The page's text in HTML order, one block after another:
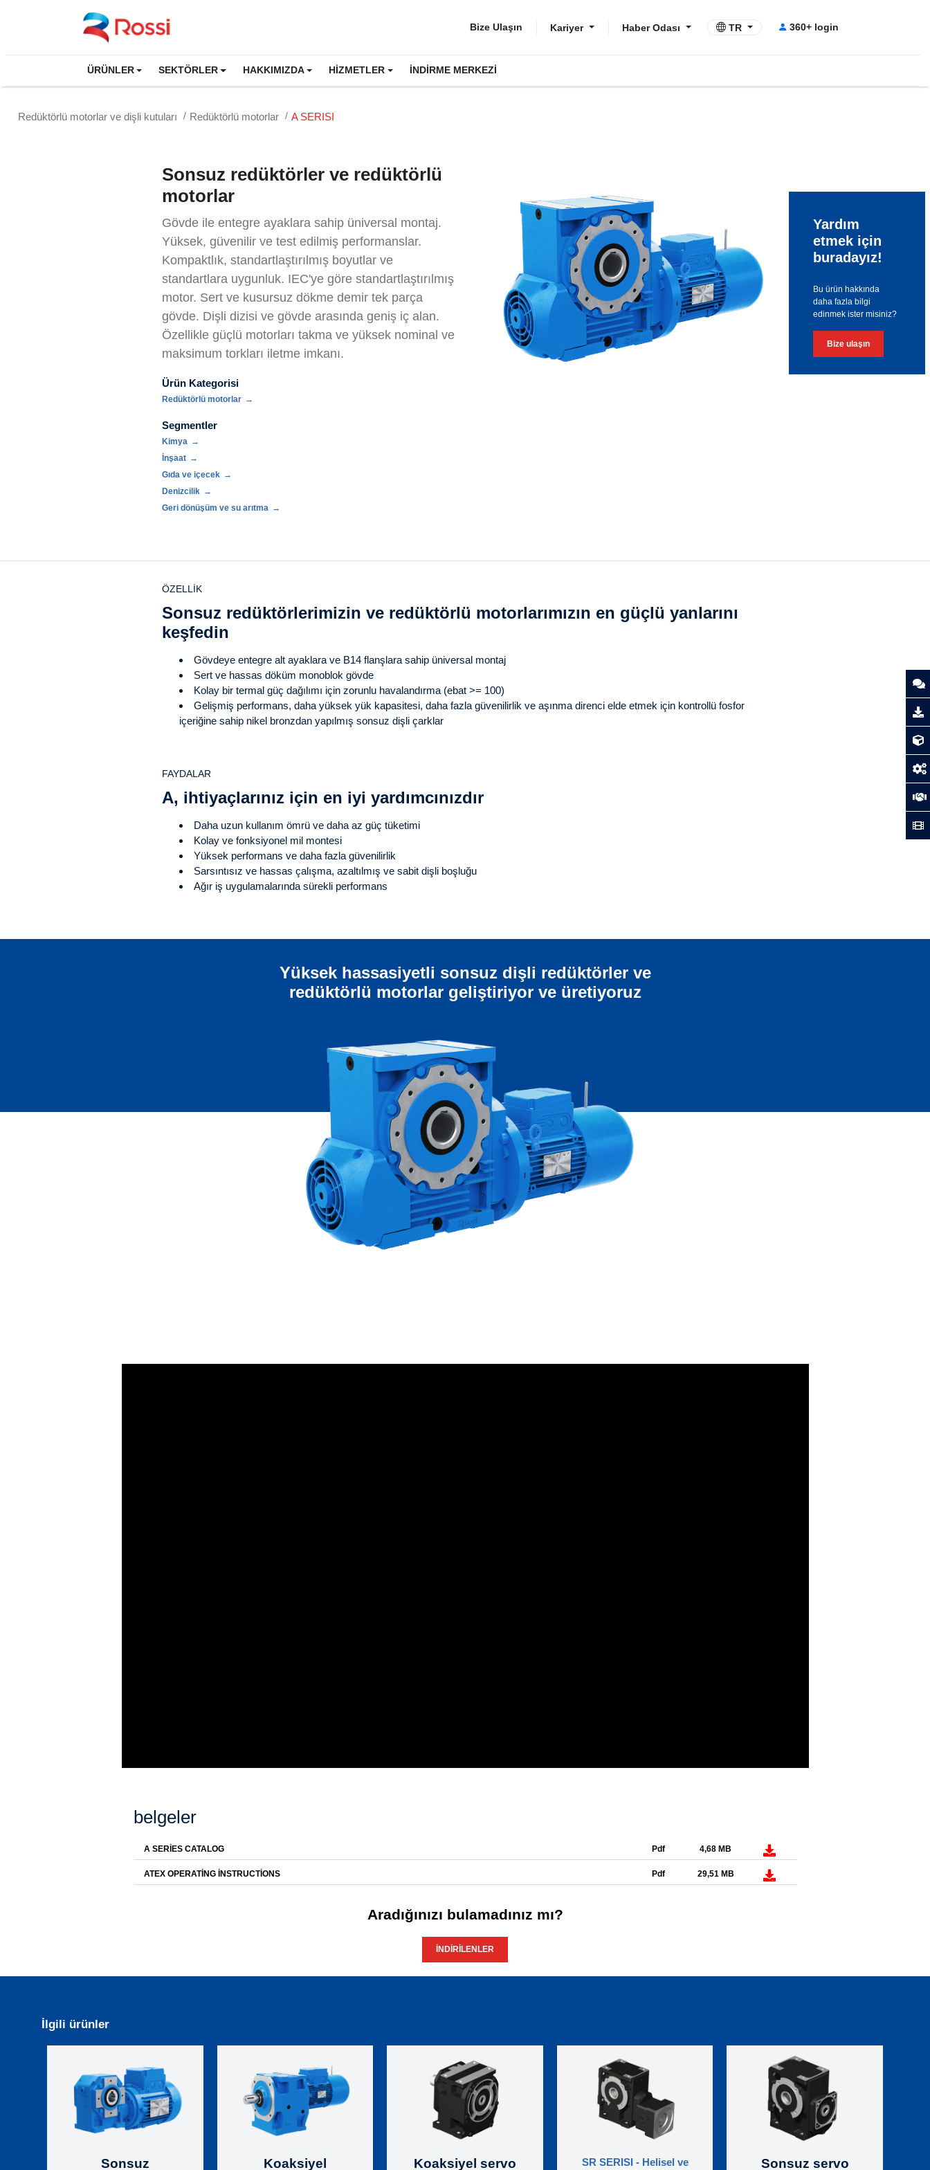
Bize Ulaşın Kariyer Haber Odası TR 360+ login
ÜRÜNLER SEKTÖRLER HAKKIMIZDA HİZMETLER İNDİRME MERKEZİ
Redüktörlü motorlar ve dişli kutuları Redüktörlü motorlar A SERISI
Sonsuz redüktörler ve redüktörlü
motorlar
Gövde ile entegre ayaklara sahip üniversal montaj.
Yüksek, güvenilir ve test edilmiş performanslar.
Kompaktlık, standartlaştırılmış boyutlar ve
standartlara uygunluk. IEC'ye göre standartlaştırılmış
motor. Sert ve kusursuz dökme demir tek parça
gövde. Dişli dizisi ve gövde arasında geniş iç alan.
Özellikle güçlü motorları takma ve yüksek nominal ve
maksimum torkları iletme imkanı.
Ürün Kategorisi
Redüktörlü motorlar
Segmentler
Kimya
İnşaat
Gıda ve içecek
Denizcilik
Geri dönüşüm ve su arıtma
Yardım
etmek için
buradayız!
Bu ürün hakkında
daha fazla bilgi
edinmek ister misiniz?
Bize ulaşın
ÖZELLIK
Sonsuz redüktörlerimizin ve redüktörlü motorlarımızın en güçlü yanlarını
keşfedin
Gövdeye entegre alt ayaklara ve B14 flanşlara sahip üniversal montaj
Sert ve hassas döküm monoblok gövde
Kolay bir termal güç dağılımı için zorunlu havalandırma (ebat >= 100)
Gelişmiş performans, daha yüksek yük kapasitesi, daha fazla güvenilirlik ve aşınma direnci elde etmek için kontrollü fosfor
içeriğine sahip nikel bronzdan yapılmış sonsuz dişli çarklar
FAYDALAR
A, ihtiyaçlarınız için en iyi yardımcınızdır
Daha uzun kullanım ömrü ve daha az güç tüketimi
Kolay ve fonksiyonel mil montesi
Yüksek performans ve daha fazla güvenilirlik
Sarsıntısız ve hassas çalışma, azaltılmış ve sabit dişli boşluğu
Ağır iş uygulamalarında sürekli performans
Yüksek hassasiyetli sonsuz dişli redüktörler ve
redüktörlü motorlar geliştiriyor ve üretiyoruz
belgeler
A SERIES CATALOG Pdf 4,68 MB
ATEX OPERATING INSTRUCTIONS Pdf 29,51 MB
Aradığınızı bulamadınız mı?
İNDIRILENLER
İlgili ürünler
Sonsuz
Koaksiyel
Koaksiyel servo
SR SERISI - Helisel ve
Sonsuz servo